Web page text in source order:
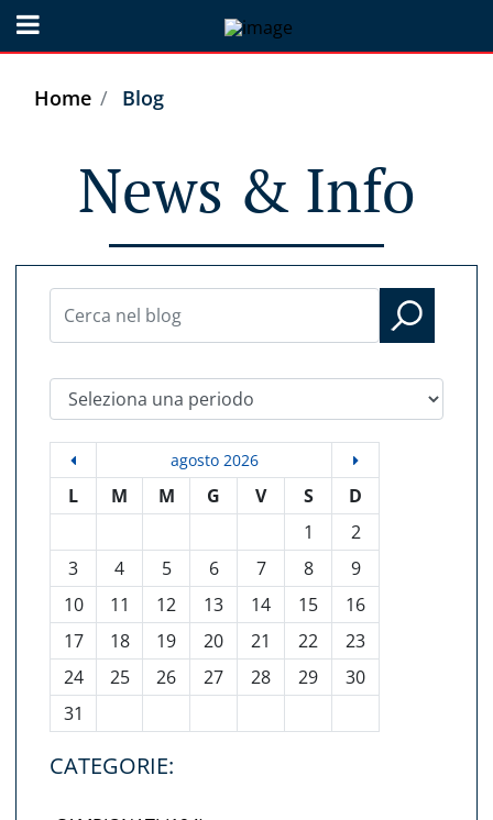
Open menu
Home Blog
News & Info
Seleziona una periodo
agosto 2026
L M M G V S
D
1
2
3
4 5 6 7 8
9
10
11 12 13 14 15
16
17
18 19 20 21 22
23
24
25 26 27 28 29
30
31
CATEGORIE: